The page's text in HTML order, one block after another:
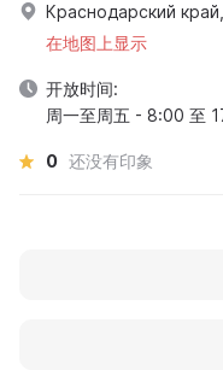
Краснодарский
在地图上显示
开放时间:
周一至周五 - 8:00 至
0 还没有印象